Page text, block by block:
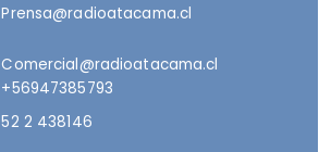
Prensa@radioatacama.cl
Comercial@radioatacama.cl
+56947385793
52 2 438146